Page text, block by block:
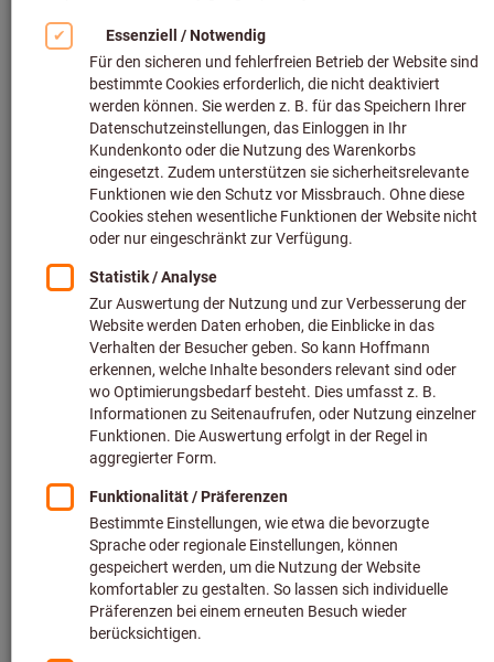
Mehr Präzision, Sicherheit und
Produktivität - Alles aus einer
Hand!
Unsere Produkte und Services sind perfekt
aufeinander abgestimmt - analog und digital.
Alles, um für Sie eine reibungslose Produktion
und optimale Effizienz zu garantieren – kurz
gesagt, um Sie noch erfolgreicher zu machen.